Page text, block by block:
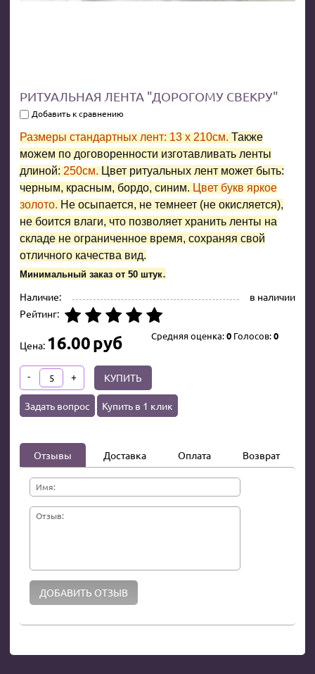
РИТУАЛЬНАЯ ЛЕНТА "ДОРОГОМУ СВЕКРУ"
Добавить к сравнению
Размеры стандартных лент: 13 x 210см. Также
можем по договоренности изготавливать ленты
длиной: 250см. Цвет ритуальных лент может быть:
черным, красным, бордо, синим. Цвет букв яркое
золото. Не осыпается, не темнеет (не окисляется),
не боится влаги, что позволяет хранить ленты на
складе не ограниченное время, сохраняя свой
отличного качества вид.
Минимальный заказ от 50 штук.
Наличие:
в наличии
Рейтинг:
Средняя оценка:0 Голосов:0
Цена: 16.00руб
- + КУПИТЬ
Задать вопрос Купить в 1 клик
Отзывы Доставка Оплата Возврат
Имя:
Отзыв: